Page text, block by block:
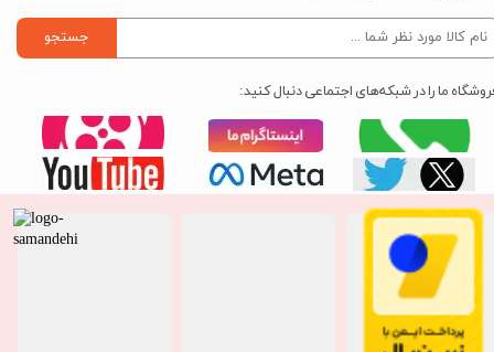
جستجو
ما را در شبکه‌های اجتماعی دنبال کنید: